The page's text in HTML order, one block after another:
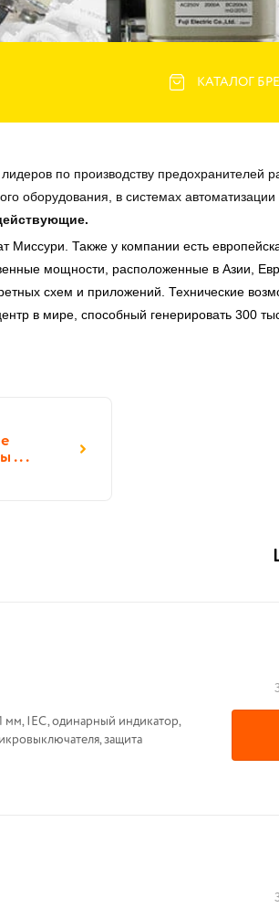
КАТАЛОГ
по производству предохранителей
оборудования, в системах автоматизации
Также у компании есть
мощности, расположенные в Азии,
схем и приложений. Технические
в мире, способный генерировать 300
...
защита